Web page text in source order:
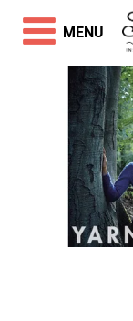
MENU